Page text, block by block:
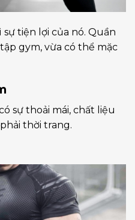
tiện lợi của nó. Quần
gym, vừa có thể mặc
sự thoải mái, chất liệu
thời trang.